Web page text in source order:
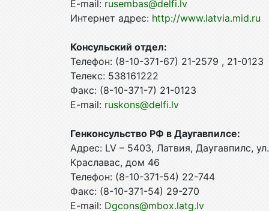
E-mail: rusembas@delfi.lv
Интернет адрес: http://www.latvia.mid.ru
Консульский отдел:
Телефон: (8-10-371-67) 21-2579 , 21-0123
Телекс: 538161222
Факс: (8-10-371-7) 21-0123
E-mail: ruskons@delfi.lv
Генконсульство РФ в Даугавпилсе:
Адрес: LV – 5403, Латвия, Даугавпилс, ул.
Краславас, дом 46
Телефон: (8-10-371-54) 22-744
Факс: (8-10-371-54) 29-270
E-mail: Dgcons@mbox.latg.lv